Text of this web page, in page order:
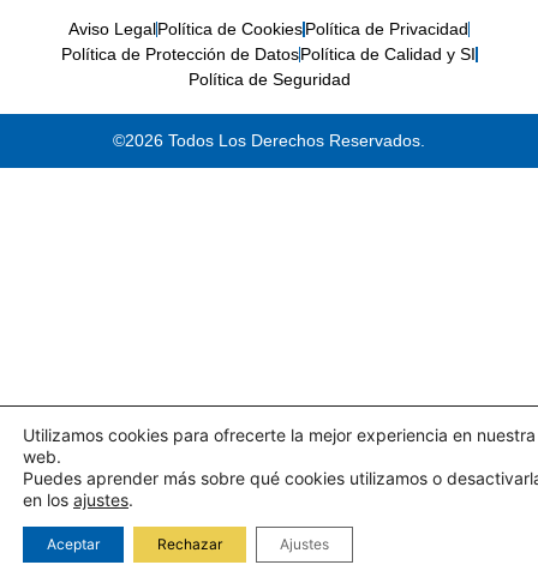
Aviso LegalPolítica de CookiesPolítica de Privacidad
Política de Protección de DatosPolítica de Calidad y SI
Política de Seguridad
©2026 Todos Los Derechos Reservados.
Utilizamos cookies para ofrecerte la mejor experiencia en nuestra
web.
Puedes aprender más sobre qué cookies utilizamos o
en los ajustes.
Aceptar Rechazar Ajustes